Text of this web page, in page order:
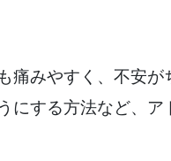
痛みやすく、不安が
にする方法など、ア